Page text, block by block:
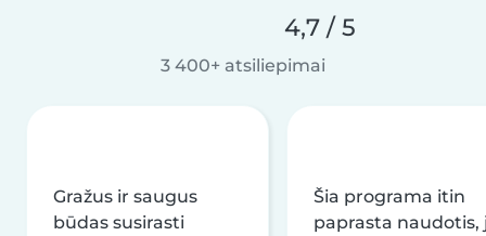
4,7 / 5
3 400+ atsiliepimai
Gražus ir saugus
būdas susirasti
Šia programa itin
paprasta naudotis,